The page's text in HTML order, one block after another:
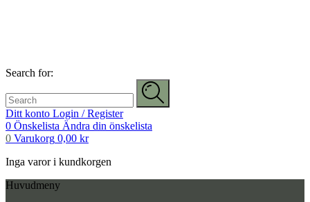
Search for:
Ditt konto Login / Register
0 Önskelista Ändra din önskelista
0 Varukorg 0,00 kr
Inga varor i kundkorgen
Huvudmeny